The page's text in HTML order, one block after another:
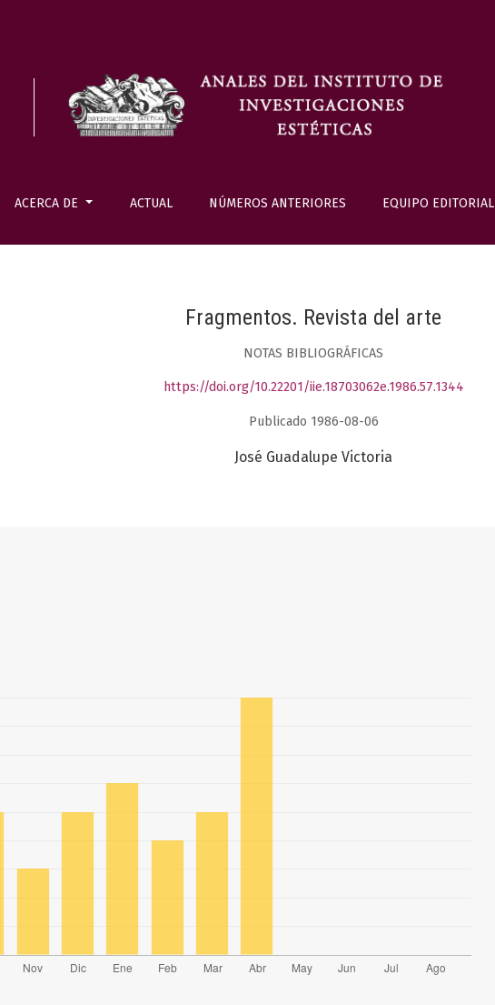
ACERCA DE ACTUAL NÚMEROS ANTERIORES EQUIPO EDITORIAL
Fragmentos. Revista del arte
NOTAS BIBLIOGRÁFICAS
https://doi.org/10.22201/iie.18703062e.1986.57.1344
Publicado 1986-08-06
José Guadalupe Victoria